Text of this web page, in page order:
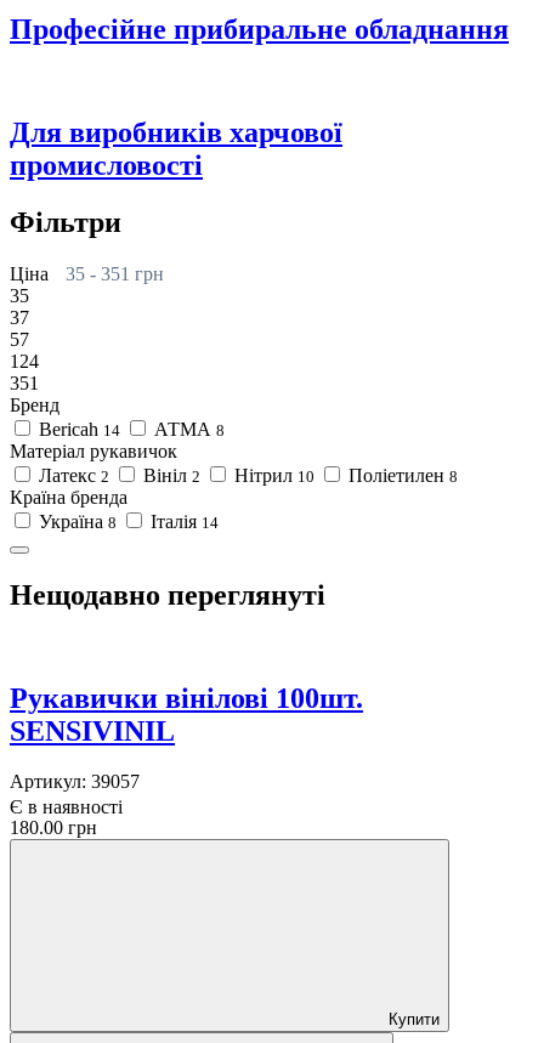
Професійне прибиральне обладнання
Для виробників харчової
промисловості
Фільтри
Ціна 35 - 351 грн
35
37
57
124
351
Бренд
Bericah 14 АТМА 8
Матеріал рукавичок
Латекс 2 Вініл 2 Нітрил 10 Поліетилен 8
Країна бренда
Україна 8 Італія 14
Нещодавно переглянуті
Рукавички вінілові 100шт.
SENSIVINIL
Артикул: 39057
Є в наявності
180.00 грн
Купити